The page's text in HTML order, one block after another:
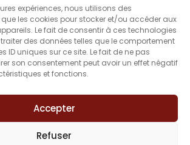
expériences, nous utilisons des
les cookies pour stocker et/ou accéder aux
Le fait de consentir à ces technologies
des données telles que le comportement
ID uniques sur ce site. Le fait de ne pas
son consentement peut avoir un effet négatif
et fonctions.
Accepter
Refuser
À propos du
cabinet
Le cabinet
Actualités